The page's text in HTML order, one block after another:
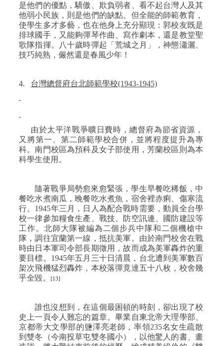
是他們的優點，驕傲、欺負弱者、看不起台灣人及其
他弱小民族，則是他們的缺點。但全能的師範教育，
使學生多才多藝，也在他身上充分顯現：郭校友既是
排球國手，又能夠彈琴作曲、寫作劇本，還是教堂聖
歌隊指揮。八十歲時彈起「荒城之月」，神態瀟灑、
技巧純熟，儼然還是春風少年！
4. 台灣總督府台北師範學校(1943-1945)
由於太平洋戰爭曠日費時，總督府為節省資源，
又將第一、第二師範學校合併，並將程度提升為專
科。南門校區為預科及女子部使用，芳蘭校區則為本
科學生使用。
隨著戰爭局勢愈來愈緊張，學生早餐吃稀飯，中
餐吃水煮南瓜，晚餐吃水煮魚，宿舍裡赤痢、傷寒流
行。 1945年三月，日人為配合戰時需要，動員全台學
校一律參加糧食生產、戰技、防空訊連、國防建設等
工作。北師大隊被編為二個步兵中隊和二個機槍中
隊，調往宜蘭第一線，抵抗美軍。由於南門校舍在戰
時由日本軍司令部長期徵用，故而成為美軍轟炸的重
要目標。 1945年五月三十日清晨，台北遭到美軍數百
架次飛機猛烈轟炸，本校落彈竟達五十八枚，校舍幾
乎全毀。
[13]
誰也沒想到，在這個最困頓的時刻，卻出現了校
史上一頁令人難忘的篇章。畢業自東北帝大理學部、
京都帝大文學部的鹽澤亮老師，率領235名女生疏散
到雙冬（今南投草屯雙冬國小），以他驚人的書、畫